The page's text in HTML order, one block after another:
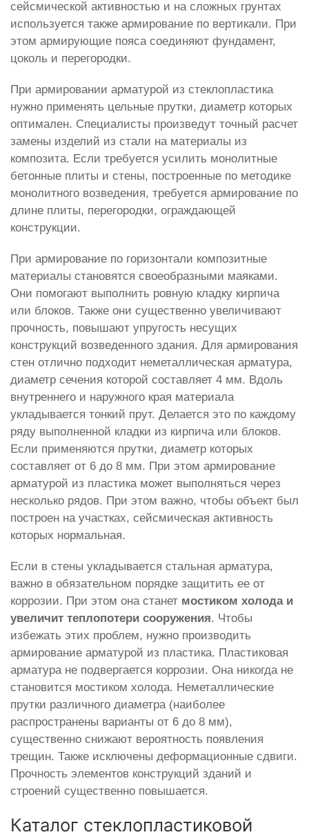
сейсмической активностью и на сложных грунтах
используется также армирование по вертикали. При
этом армирующие пояса соединяют фундамент,
цоколь и перегородки.
При армировании арматурой из стеклопластика
нужно применять цельные прутки, диаметр которых
оптимален. Специалисты произведут точный расчет
замены изделий из стали на материалы из
композита. Если требуется усилить монолитные
бетонные плиты и стены, построенные по методике
монолитного возведения, требуется армирование по
длине плиты, перегородки, ограждающей
конструкции.
При армирование по горизонтали композитные
материалы становятся своеобразными маяками.
Они помогают выполнить ровную кладку кирпича
или блоков. Также они существенно увеличивают
прочность, повышают упругость несущих
конструкций возведенного здания. Для армирования
стен отлично подходит неметаллическая арматура,
диаметр сечения которой составляет 4 мм. Вдоль
внутреннего и наружного края материала
укладывается тонкий прут. Делается это по каждому
ряду выполненной кладки из кирпича или блоков.
Если применяются прутки, диаметр которых
составляет от 6 до 8 мм. При этом армирование
арматурой из пластика может выполняться через
несколько рядов. При этом важно, чтобы объект был
построен на участках, сейсмическая активность
которых нормальная.
Если в стены укладывается стальная арматура,
важно в обязательном порядке защитить ее от
коррозии. При этом она станет мостиком холода и
увеличит теплопотери сооружения. Чтобы
избежать этих проблем, нужно производить
армирование арматурой из пластика. Пластиковая
арматура не подвергается коррозии. Она никогда не
становится мостиком холода. Неметаллические
прутки различного диаметра (наиболее
распространены варианты от 6 до 8 мм),
существенно снижают вероятность появления
трещин. Также исключены деформационные сдвиги.
Прочность элементов конструкций зданий и
строений существенно повышается.
Каталог стеклопластиковой